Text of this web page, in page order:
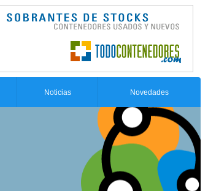
Noticias Novedades